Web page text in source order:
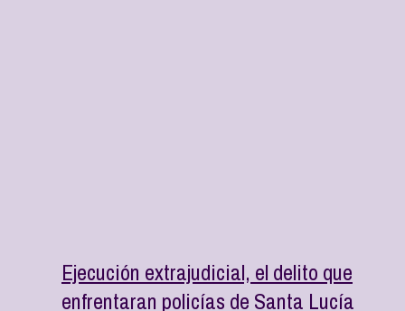
Ejecución extrajudicial, el delito que
enfrentaran policías de Santa Lucía